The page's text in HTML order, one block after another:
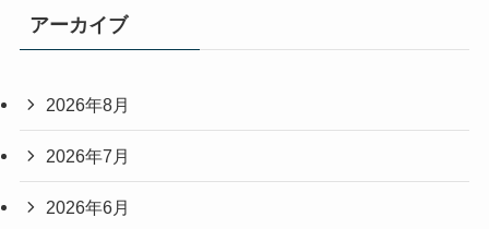
アーカイブ
2026年8月
2026年7月
2026年6月